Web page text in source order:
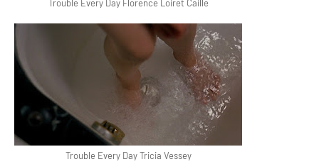
Trouble Every Day Florence Loiret Caille
Trouble Every Day Tricia Vessey